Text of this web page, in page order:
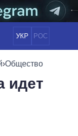
УКР РОС
›Общество
идет